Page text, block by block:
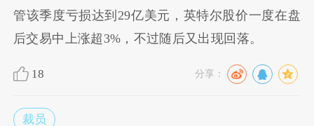
管该季度亏损达到29亿美元，英特尔股价一度在盘
后交易中上涨超3%，不过随后又出现回落。
18 分享：
裁员